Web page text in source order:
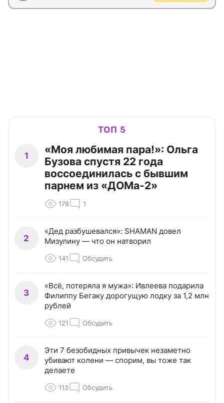
ТОП 5
1
«Моя любимая пара!»: Ольга
Бузова спустя 22 года
воссоединилась с бывшим
парнем из «ДОМа-2»
178 1
2
«Дед разбушевался»: SHAMAN довел
Мизулину — что он натворил
141 Обсудить
3
«Всё, потеряла я мужа»: Ивлеева подарила
Филиппу Бегаку дорогущую лодку за 1,2 млн
рублей
121 Обсудить
4
Эти 7 безобидных привычек незаметно
убивают колени — спорим, вы тоже так
делаете
113 Обсудить